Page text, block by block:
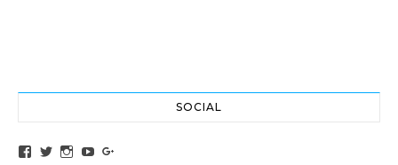
SOCIAL
View altochef’s profile on Facebook
View jovancica73’s profile on Twitter
View jovancica73’s profile on Instagram
View jovancica73’s profile on YouTube